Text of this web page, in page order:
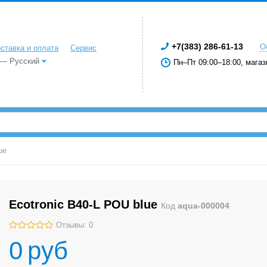
и оплата
Сервис
Русский
+7(383) 286-61-13
Пн–Пт 09:00–18:00,
Ecotronic B40-L POU blue Код aqua-000004
Отзывы: 0
0 руб